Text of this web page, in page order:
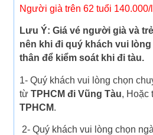
Người già trên 62 tuổi
Lưu Ý: Giá vé người già và
nên khi đi quý khách vui
thân để kiểm soát khi đi tàu.
1- Quý khách vui lòng chọn
từTPHCM đi Vũng Tàu,
TPHCM.
2- Quý khách vui lòng chọn